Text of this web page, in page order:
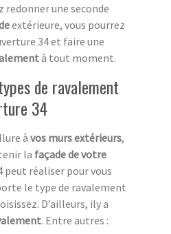
redonner une seconde
extérieure, vous pourrez
34 et faire une
à tout moment.
de ravalement
34
à vos murs extérieurs,
la façade de votre
peut réaliser pour vous
le type de ravalement
D’ailleurs, ily a
. Entre autres :